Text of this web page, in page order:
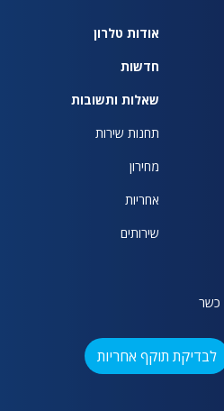
כשר
אודות טלרון
חדשות
שאלות ותשובות
תחנות שירות
מחירון
אחריות
שירותים
לבדיקת תוקף אחריות